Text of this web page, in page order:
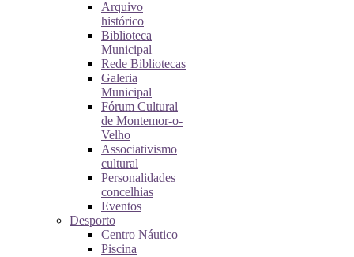
Arquivo
histórico
Biblioteca
Municipal
Rede Bibliotecas
Galeria
Municipal
Fórum Cultural
de Montemor-o-
Velho
Associativismo
cultural
Personalidades
concelhias
Eventos
Desporto
Centro Náutico
Piscina